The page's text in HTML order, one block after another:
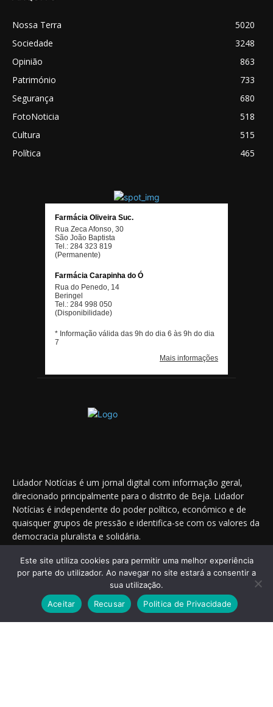
Nossa Terra
5020
Sociedade
3248
Opinião
863
Património
733
Segurança
680
FotoNoticia
518
Cultura
515
Política
465
Lidador Notícias é um jornal digital com informação geral,
direcionado principalmente para o distrito de Beja. Lidador
Notícias é independente do poder político, económico e de
quaisquer grupos de pressão e identifica-se com os valores da
democracia pluralista e solidária.
Saiba onde nos encontrar nas redes sociais
Este site utiliza cookies para permitir uma melhor experiência
por parte do utilizador. Ao navegar no site estará a consentir a
sua utilização.
Aceitar
Recusar Politica de Privacidade